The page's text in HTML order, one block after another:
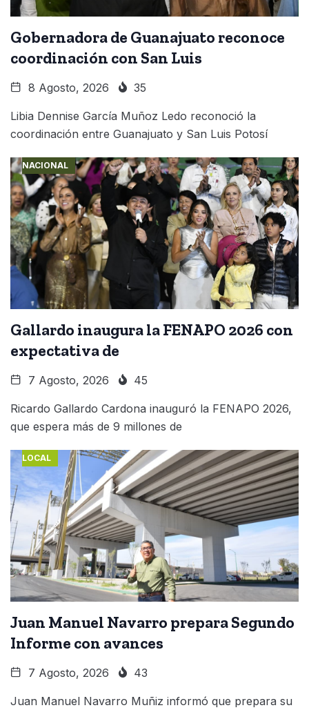
Gobernadora de Guanajuato reconoce
coordinación con San Luis
8 Agosto, 2026 35
Libia Dennise García Muñoz Ledo reconoció la
coordinación entre Guanajuato y San Luis Potosí
NACIONAL
Gallardo inaugura la FENAPO 2026 con
expectativa de
7 Agosto, 2026 45
Ricardo Gallardo Cardona inauguró la FENAPO 2026,
que espera más de 9 millones de
LOCAL
Juan Manuel Navarro prepara Segundo
Informe con avances
7 Agosto, 2026 43
Juan Manuel Navarro Muñiz informó que prepara su